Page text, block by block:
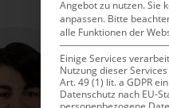
Angebot zu nutzen.Sie
anpassen. Bitte
alle Funktionen der
Einige Services
Nutzung dieser
Art. 49 (1) lit. a GDPR
Datenschutz nach EU-